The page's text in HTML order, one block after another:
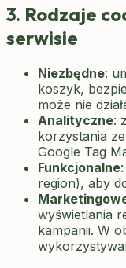
3. Rodzaje
serwisie
Niezbędne:
koszyk,
może nie
Analityczne:
korzystania
Google Tag
Funkcjonalne
region), aby
wyświetlania
kampanii. W